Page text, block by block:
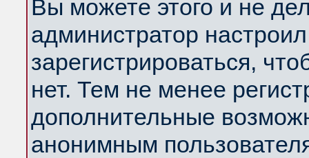
Вы можете этого и не
администратор
зарегистрироваться,
нет. Тем не менее
дополнительные
анонимным